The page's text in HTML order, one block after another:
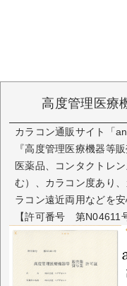
高度管理医療
カラコン通販サイト「
『高度管理医療機器等
医薬品、コンタクトレ
む）、カラコン度あり
ラコン遠近両用などを
【許可番号 第N04611